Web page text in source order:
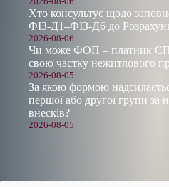
Хто консультує щодо
ФІЗ-Д1–ФІЗ-Д6 до
2026-08-06
Чи може ФОП – платник ЄП
свою частку нежитлового
2026-08-05
За якою формою
першої або другої групи за
внесків?
2026-08-05